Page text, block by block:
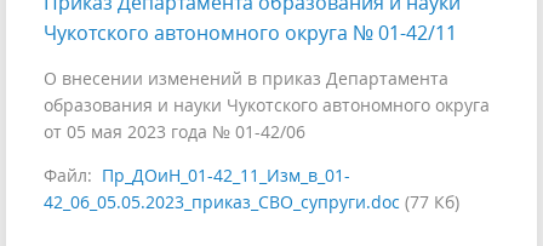
Чукотского автономного округа № 01-42/11
О внесении изменений в приказ Департамента
образования и науки Чукотского автономного округа
от 05 мая 2023 года № 01-42/06
Файл: Пр_ДОиН_01-42_11_Изм_в_01-
42_06_05.05.2023_приказ_СВО_супруги.doc (77 Кб)